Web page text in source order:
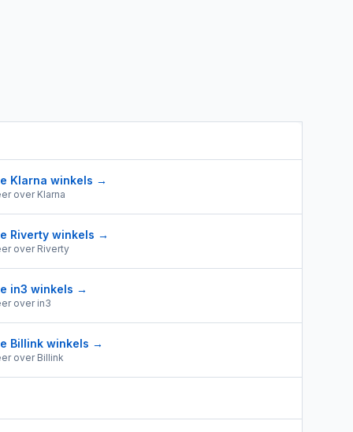
Klarna winkels →
over Klarna
Riverty winkels →
over Riverty
in3 winkels →
over in3
Billink winkels →
over Billink